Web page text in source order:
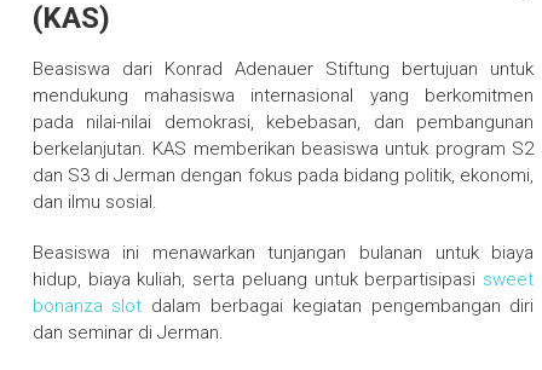
(KAS)
Beasiswa dari Konrad Adenauer Stiftung bertujuan untuk
mendukung mahasiswa internasional yang berkomitmen
pada nilai-nilai demokrasi, kebebasan, dan pembangunan
berkelanjutan. KAS memberikan beasiswa untuk program S2
dan S3 di Jerman dengan fokus pada bidang politik, ekonomi,
dan ilmu sosial.
Beasiswa ini menawarkan tunjangan bulanan untuk biaya
hidup, biaya kuliah, serta peluang untuk berpartisipasi sweet
bonanza slot dalam berbagai kegiatan pengembangan diri
dan seminar di Jerman.